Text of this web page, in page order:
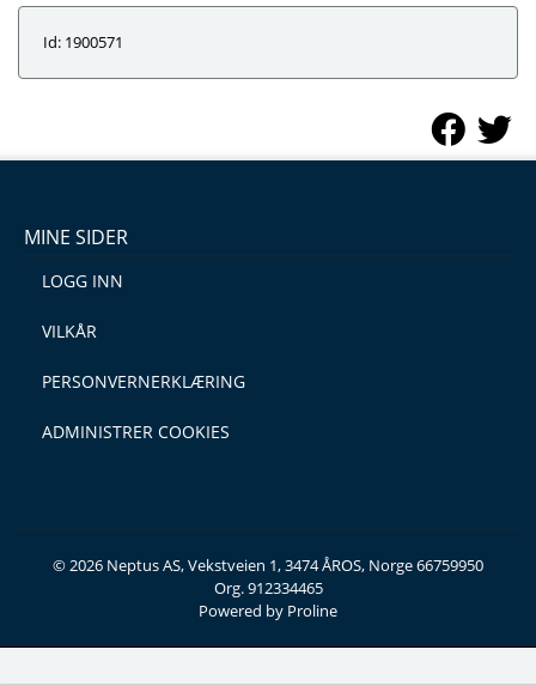
Id: 1900571
MINE SIDER
LOGG INN
VILKÅR
PERSONVERNERKLÆRING
ADMINISTRER COOKIES
© 2026 Neptus AS, Vekstveien 1, 3474 ÅROS, Norge 66759950
Org. 912334465
Powered by Proline